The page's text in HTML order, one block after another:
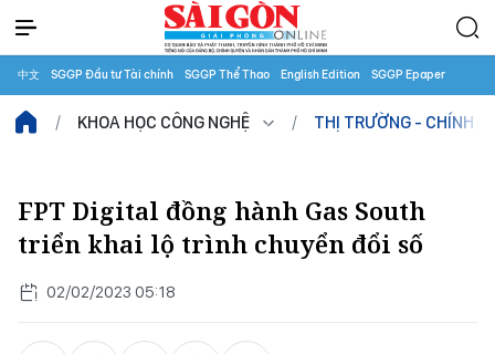
中文 SGGP Đầu tư Tài chính SGGP Thể Thao English Edition SGGP Epaper
KHOA HỌC CÔNG NGHỆ THỊ TRƯỜNG - CHÍNH
FPT Digital đồng hành Gas South
triển khai lộ trình chuyển đổi số
02/02/2023 05:18